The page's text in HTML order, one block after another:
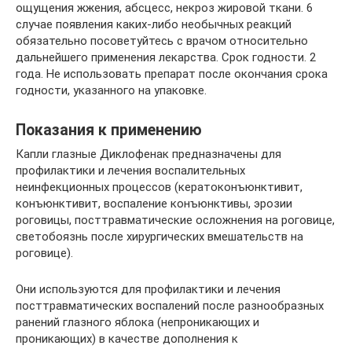
ощущения жжения, абсцесс, некроз жировой ткани. 6
случае появления каких-либо необычных реакций
обязательно посоветуйтесь с врачом относительно
дальнейшего применения лекарства. Срок годности. 2
года. Не использовать препарат после окончания срока
годности, указанного на упаковке.
Показания к применению
Капли глазные Диклофенак предназначены для
профилактики и лечения воспалительных
неинфекционных процессов (кератоконъюнктивит,
конъюнктивит, воспаление конъюнктивы, эрозии
роговицы, посттравматические осложнения на роговице,
светобоязнь после хирургических вмешательств на
роговице).
Они используются для профилактики и лечения
посттравматических воспалений после разнообразных
ранений глазного яблока (непроникающих и
проникающих) в качестве дополнения к